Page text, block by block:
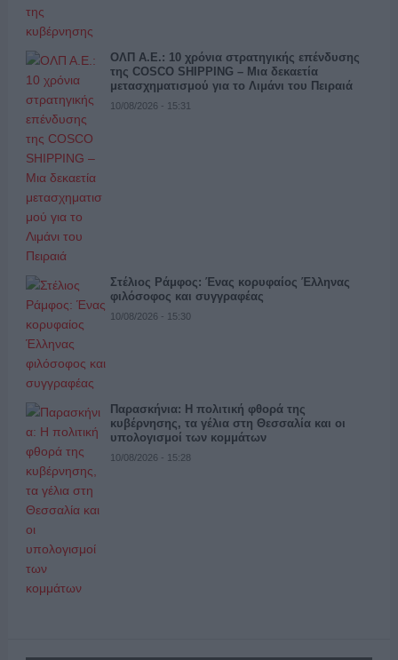
ΟΛΠ Α.Ε.: 10 χρόνια στρατηγικής επένδυσης
της COSCO SHIPPING – Μια δεκαετία
μετασχηματισμού για το Λιμάνι του Πειραιά
10/08/2026 - 15:31
Στέλιος Ράμφος: Ένας κορυφαίος Έλληνας
φιλόσοφος και συγγραφέας
10/08/2026 - 15:30
Παρασκήνια: Η πολιτική φθορά της
κυβέρνησης, τα γέλια στη Θεσσαλία και οι
υπολογισμοί των κομμάτων
10/08/2026 - 15:28